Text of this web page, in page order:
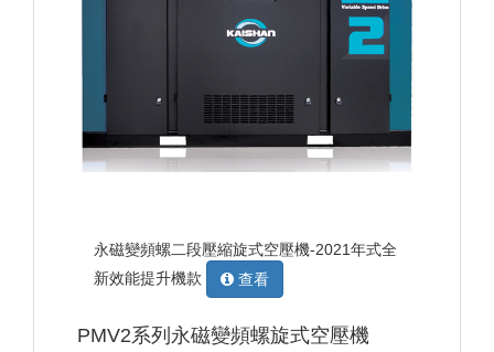
永磁變頻螺二段壓縮旋式空壓機-2021年式全
新效能提升機款
查看
PMV2系列永磁變頻螺旋式空壓機